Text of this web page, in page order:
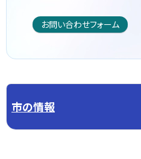
お問い合わせフォーム
市の情報